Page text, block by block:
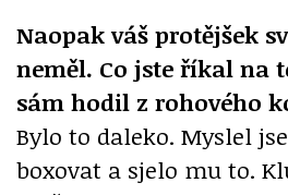
Naopak váš protějšek
neměl. Co jste říkal na
sám hodil z rohového
Bylo to daleko. Myslel
boxovat a sjelo mu to.